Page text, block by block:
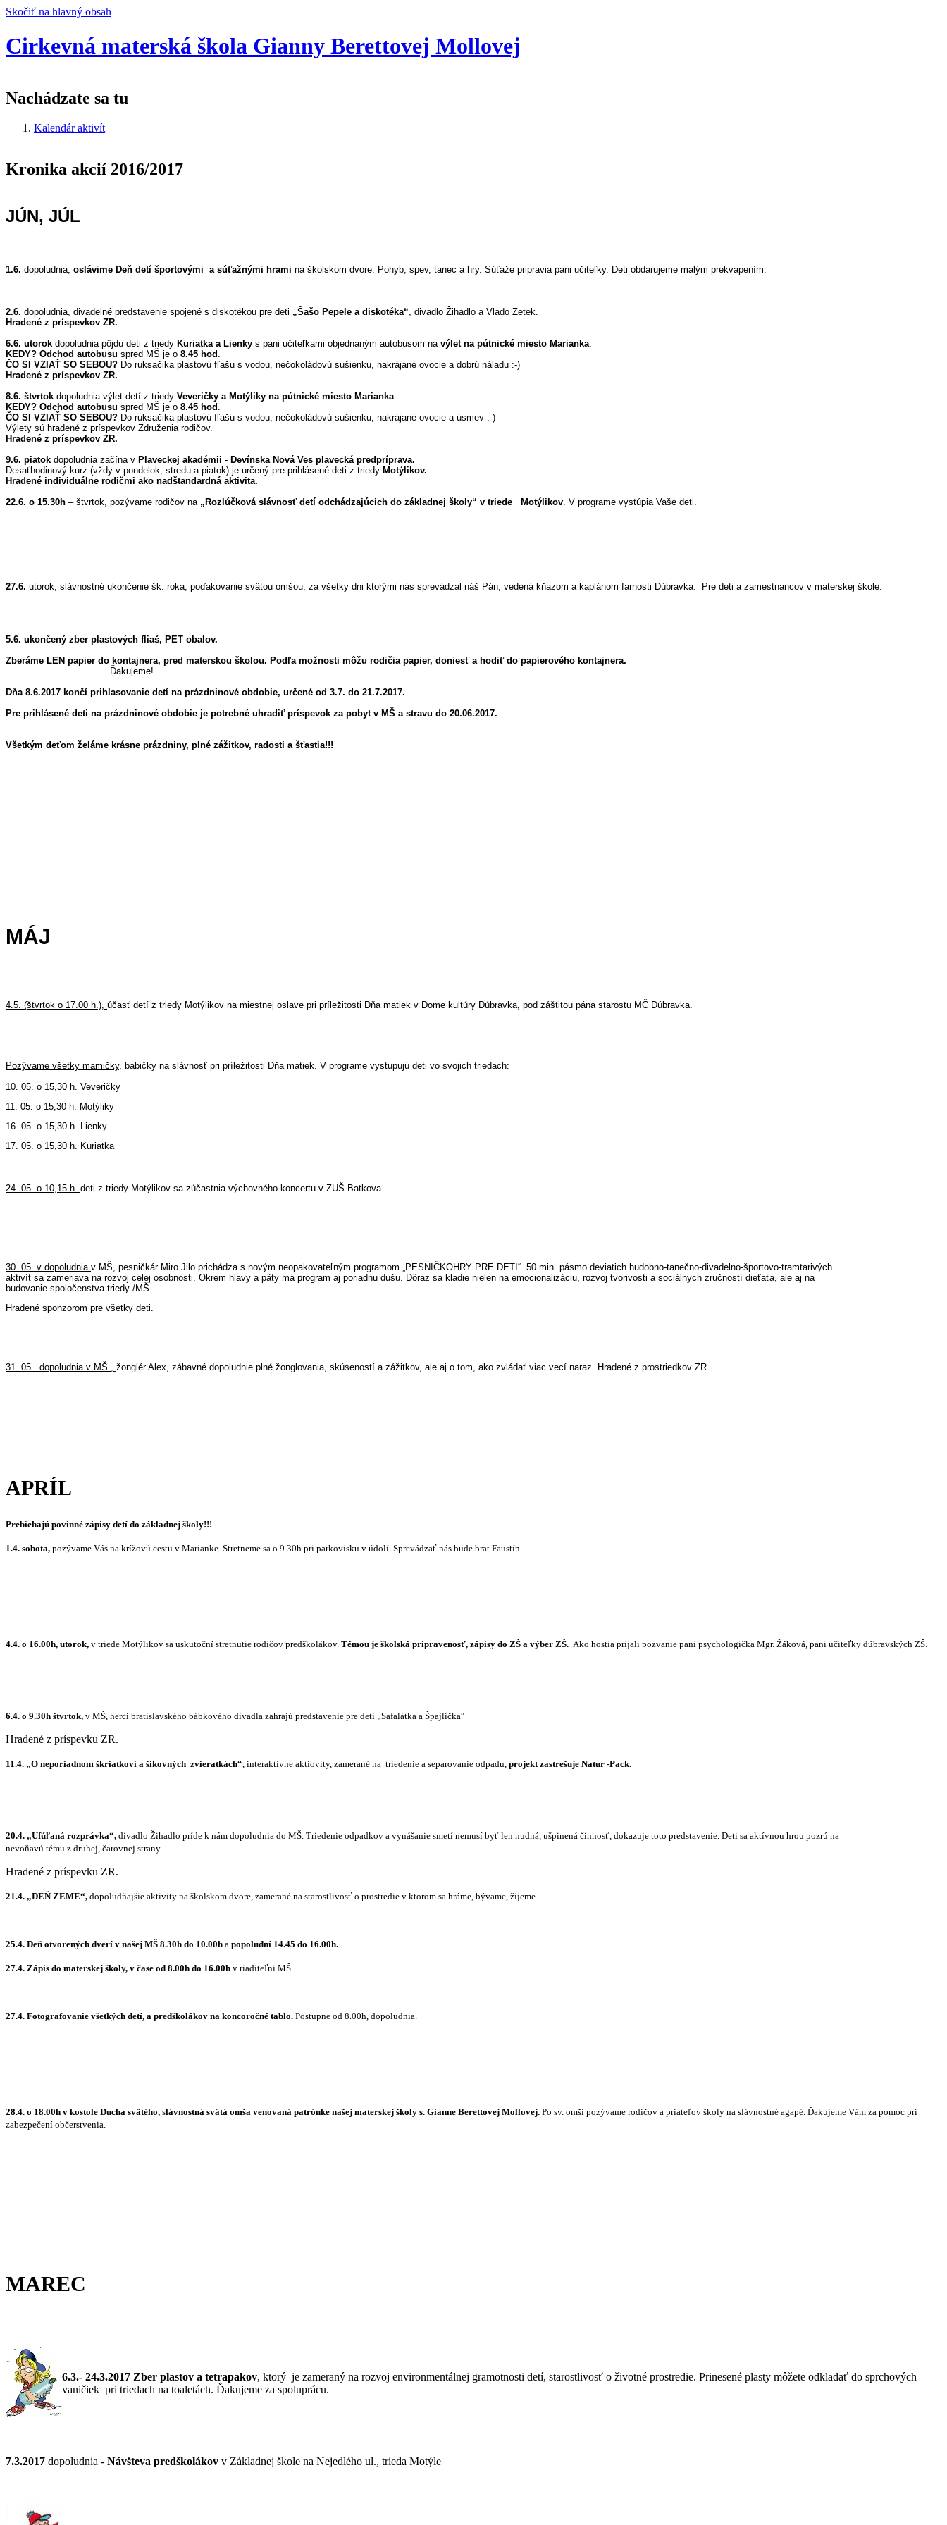
Skočiť na hlavný obsah
Cirkevná materská škola Gianny Berettovej Mollovej
Nachádzate sa tu
Kalendár aktivít
Kronika akcií 2016/2017
JÚN, JÚL
1.6. dopoludnia, oslávime Deň detí športovými a súťažnými hrami na školskom dvore. Pohyb, spev, tanec a hry. Súťaže pripravia pani učiteľky. Deti obdarujeme malým prekvapením.
2.6. dopoludnia, divadelné predstavenie spojené s diskotékou pre deti „Šašo Pepele a diskotéka“, divadlo Žihadlo a Vlado Zetek.
Hradené z príspevkov ZR.
6.6. utorok dopoludnia pôjdu deti z triedy Kuriatka a Lienky s pani učiteľkami objednaným autobusom na výlet na pútnické miesto Marianka.
KEDY? Odchod autobusu spred MŠ je o 8.45 hod .
ČO SI VZIAŤ SO SEBOU? Do ruksačika plastovú fľašu s vodou, nečokoládovú sušienku, nakrájané ovocie a dobrú náladu :-)
Hradené z príspevkov ZR.
8.6. štvrtok dopoludnia výlet detí z triedy Veveričky a Motýliky na pútnické miesto Marianka.
KEDY? Odchod autobusu spred MŠ je o 8.45 hod .
ČO SI VZIAŤ SO SEBOU? Do ruksačika plastovú fľašu s vodou, nečokoládovú sušienku, nakrájané ovocie a úsmev :-)
Výlety sú hradené z príspevkov Združenia rodičov.
Hradené z príspevkov ZR.
9.6. piatok dopoludnia začína v Plaveckej akadémii - Devínska Nová Ves plavecká predpríprava.
Desaťhodinový kurz (vždy v pondelok, stredu a piatok) je určený pre prihlásené deti z triedy Motýlikov.
Hradené individuálne rodičmi ako nadštandardná aktivita.
22.6. o 15.30h – štvrtok, pozývame rodičov na „Rozlúčková slávnosť detí odchádzajúcich do základnej školy“ v triede Motýlikov. V programe vystúpia Vaše deti.
27.6. utorok, slávnostné ukončenie šk. roka, poďakovanie svätou omšou, za všetky dni ktorými nás sprevádzal náš Pán, vedená kňazom a kaplánom farnosti Dúbravka. Pre deti a zamestnancov v materskej škole.
5.6. ukončený zber plastových fliaš, PET obalov.
Zberáme LEN papier do kontajnera, pred materskou školou. Podľa možnosti môžu rodičia papier, doniesť a hodiť do papierového kontajnera.
Ďakujeme!
Dňa 8.6.2017 končí prihlasovanie detí na prázdninové obdobie, určené od 3.7. do 21.7.2017.
Pre prihlásené deti na prázdninové obdobie je potrebné uhradiť príspevok za pobyt v MŠ a stravu do 20.06.2017.
Všetkým deťom želáme krásne prázdniny, plné zážitkov, radosti a šťastia!!!
MÁJ
4.5. (štvrtok o 17.00 h.), účasť detí z triedy Motýlikov na miestnej oslave pri príležitosti Dňa matiek v Dome kultúry Dúbravka, pod záštitou pána starostu MČ Dúbravka.
Pozývame všetky mamičky, babičky na slávnosť pri príležitosti Dňa matiek. V programe vystupujú deti vo svojich triedach:
10. 05. o 15,30 h. Veveričky
11. 05. o 15,30 h. Motýliky
16. 05. o 15,30 h. Lienky
17. 05. o 15,30 h. Kuriatka
24. 05. o 10,15 h. deti z triedy Motýlikov sa zúčastnia výchovného koncertu v ZUŠ Batkova.
30. 05. v dopoludnia v MŠ, pesničkár Miro Jilo prichádza s novým neopakovateľným programom „PESNIČKOHRY PRE DETI“. 50 min. pásmo deviatich hudobno-tanečno-divadelno-športovo-tramtarivých
aktivít sa zameriava na rozvoj celej osobnosti. Okrem hlavy a päty má program aj poriadnu dušu. Dôraz sa kladie nielen na emocionalizáciu, rozvoj tvorivosti a sociálnych zručností dieťaťa, ale aj na
budovanie spoločenstva triedy /MŠ.
Hradené sponzorom pre všetky deti.
31. 05. dopoludnia v MŠ , žonglér Alex, zábavné dopoludnie plné žonglovania, skúseností a zážitkov, ale aj o tom, ako zvládať viac vecí naraz. Hradené z prostriedkov ZR.
APRÍL
Prebiehajú povinné zápisy detí do základnej školy!!!
1.4. sobota, pozývame Vás na krížovú cestu v Marianke. Stretneme sa o 9.30h pri parkovisku v údolí. Sprevádzať nás bude brat Faustín.
4.4. o 16.00h, utorok, v triede Motýlikov sa uskutoční stretnutie rodičov predškolákov. Témou je školská pripravenosť, zápisy do ZŠ a výber ZŠ. Ako hostia prijali pozvanie pani psychologička Mgr. Žáková, pani učiteľky dúbravských ZŠ.
6.4. o 9.30h štvrtok, v MŠ, herci bratislavského bábkového divadla zahrajú predstavenie pre deti „Safalátka a Špajlička“
Hradené z príspevku ZR.
11.4. „O neporiadnom škriatkovi a šikovných zvieratkách“, interaktívne aktiovity, zamerané na triedenie a separovanie odpadu, projekt zastrešuje Natur -Pack.
20.4. „Ufúľaná rozprávka“, divadlo Žihadlo príde k nám dopoludnia do MŠ. Triedenie odpadkov a vynášanie smetí nemusí byť len nudná, ušpinená činnosť, dokazuje toto predstavenie. Deti sa aktívnou hrou pozrú na
nevoňavú tému z druhej, čarovnej strany.
Hradené z príspevku ZR.
21.4. „DEŇ ZEME“, dopoludňajšie aktivity na školskom dvore, zamerané na starostlivosť o prostredie v ktorom sa hráme, bývame, žijeme.
25.4. Deň otvorených dverí v našej MŠ 8.30h do 10.00h a popoludní 14.45 do 16.00h.
27.4. Zápis do materskej školy, v čase od 8.00h do 16.00h v riaditeľni MŠ.
27.4. Fotografovanie všetkých detí, a predškolákov na koncoročné tablo. Postupne od 8.00h, dopoludnia.
28.4. o 18.00h v kostole Ducha svätého, slávnostná svätá omša venovaná patrónke našej materskej školy s. Gianne Berettovej Mollovej. Po sv. omši pozývame rodičov a priateľov školy na slávnostné agapé. Ďakujeme Vám za pomoc pri
zabezpečení občerstvenia.
MAREC
6.3.- 24.3.2017 Zber plastov a tetrapakov, ktorý je zameraný na rozvoj environmentálnej gramotnosti detí, starostlivosť o životné prostredie. Prinesené plasty môžete odkladať do sprchových
vaničiek pri triedach na toaletách. Ďakujeme za spoluprácu.
7.3.2017 dopoludnia - Návšteva predškolákov v Základnej škole na Nejedlého ul., trieda Motýle